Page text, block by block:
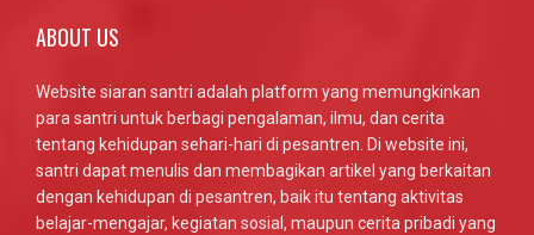
ABOUT US
Website siaran santri adalah platform yang memungkinkan
para santri untuk berbagi pengalaman, ilmu, dan cerita
tentang kehidupan sehari-hari di pesantren. Di website ini,
santri dapat menulis dan membagikan artikel yang berkaitan
dengan kehidupan di pesantren, baik itu tentang aktivitas
belajar-mengajar, kegiatan sosial, maupun cerita pribadi yang